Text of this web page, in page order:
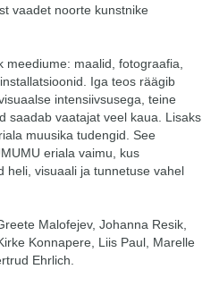
vaadet noorte kunstnike
meediume: maalid, fotograafia,
Iga teos räägib
intensiivsusega, teine
saadab vaatajat veel kaua. Lisaks
muusika tudengid. See
eriala vaimu, kus
heli, visuaali ja tunnetuse vahel
Malofejev, Johanna Resik,
Konnapere, Liis Paul, Marelle
Ehrlich.